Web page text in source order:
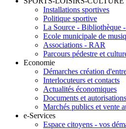
Installations sportives
Politique sportive
La Source - Bibliothèque
Ecole municipale de
Associations - RAR
Parcours pédestre et
Economie
Démarches création
Interlocuteurs et contacts
Actualités économiques
Documents et
Marchés publics et vente
e-Services
Espace citoyens - vos